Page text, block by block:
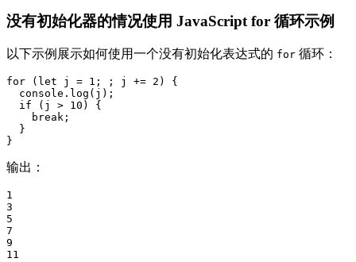
没有初始化器的情况使用 JavaScript for 循环示例
以下示例展示如何使用一个没有初始化表达式的 for 循环：
for (let j = 1; ; j += 2) {
  console.log(j);
  if (j > 10) {
    break;
  }
输出：
1
3
5
7
9
11